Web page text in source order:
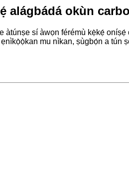
alágbádá okùn
sí àwọn férémù kẹ̀kẹ́
mu nìkan, ṣùgbọ́n a tún